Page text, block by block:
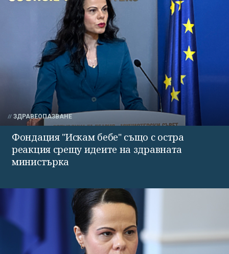
ЗДРАВЕОПАЗВАНЕ
Фондация "Искам бебе" също с остра
реакция срещу идеите на здравната
министърка